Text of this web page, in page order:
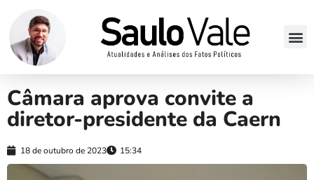
Câmara aprova convite a
diretor-presidente da Caern
18 de outubro de 2023 15:34